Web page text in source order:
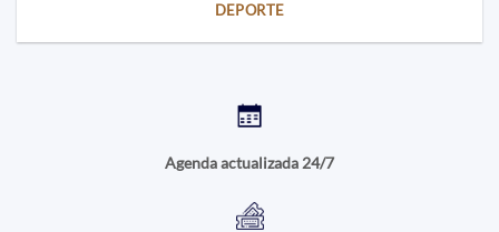
DEPORTE
Agenda actualizada 24/7